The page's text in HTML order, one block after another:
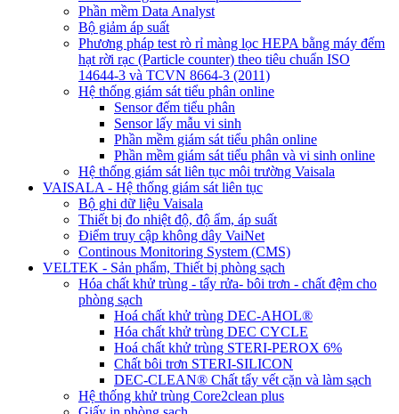
Phần mềm Data Analyst
Bộ giảm áp suất
Phương pháp test rò rỉ màng lọc HEPA bằng máy đếm
hạt rời rạc (Particle counter) theo tiêu chuẩn ISO
14644-3 và TCVN 8664-3 (2011)
Hệ thống giám sát tiểu phân online
Sensor đếm tiểu phân
Sensor lấy mẫu vi sinh
Phần mềm giám sát tiểu phân online
Phần mềm giám sát tiểu phân và vi sinh online
Hệ thống giám sát liên tục môi trường Vaisala
VAISALA - Hệ thống giám sát liên tục
Bộ ghi dữ liệu Vaisala
Thiết bị đo nhiệt độ, độ ẩm, áp suất
Điểm truy cập không dây VaiNet
Continous Monitoring System (CMS)
VELTEK - Sản phẩm, Thiết bị phòng sạch
Hóa chất khử trùng - tẩy rửa- bôi trơn - chất đệm cho
phòng sạch
Hoá chất khử trùng DEC-AHOL®
Hóa chất khử trùng DEC CYCLE
Hoá chất khử trùng STERI-PEROX 6%
Chất bôi trơn STERI-SILICON
DEC-CLEAN® Chất tẩy vết cặn và làm sạch
Hệ thống khử trùng Core2clean plus